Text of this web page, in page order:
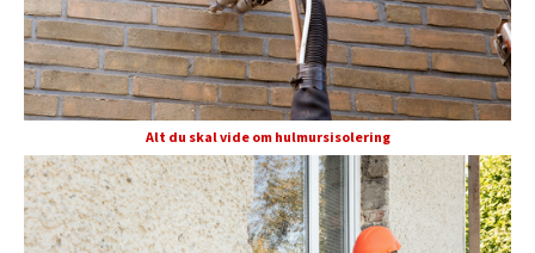
Alt du skal vide om hulmursisolering